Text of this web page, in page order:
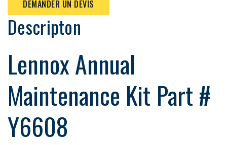
DEMANDER UN DEVIS
Descripton
Lennox Annual
Maintenance Kit Part #
Y6608